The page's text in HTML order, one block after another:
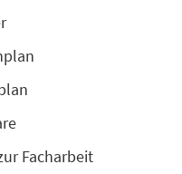
Facharbeit